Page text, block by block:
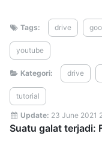
Tags: drive
youtube
Kategori: drive
tutorial
Update: 23 June 2021